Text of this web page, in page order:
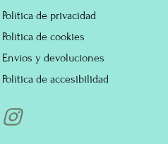
Política de privacidad
Política de cookies
Envíos y devoluciones
Política de accesibilidad